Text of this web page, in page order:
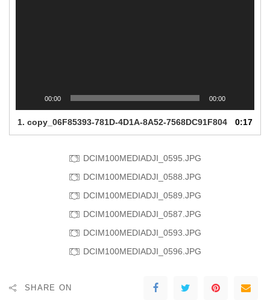
00:00 00:00
1. copy_06F85393-781D-4D1A-8A52-7568DC91F804 0:17
DCIM100MEDIADJI_0595.JPG
DCIM100MEDIADJI_0588.JPG
DCIM100MEDIADJI_0589.JPG
DCIM100MEDIADJI_0587.JPG
DCIM100MEDIADJI_0593.JPG
DCIM100MEDIADJI_0596.JPG
SHARE ON